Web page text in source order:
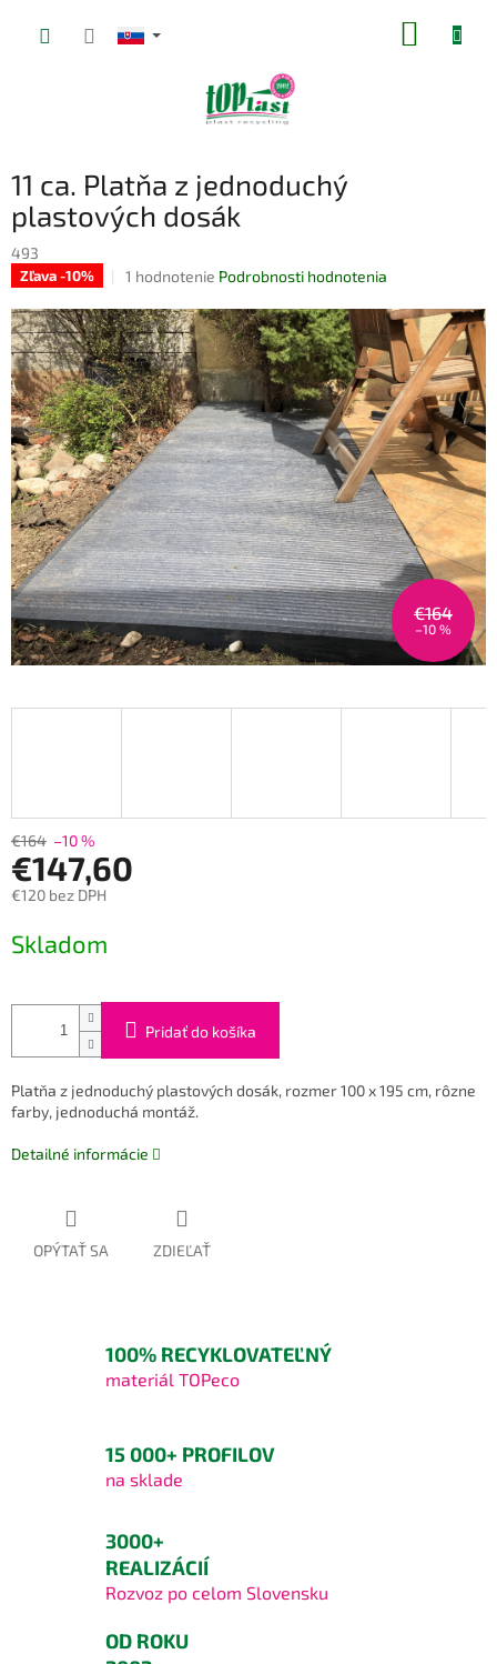
11 ca. Platňa z jednoduchý
plastových dosák
493
Zľava -10%
Priemerné
produktu
je
4,0
z
5
hviezdičiek.
1 hodnotenie Podrobnosti hodnotenia
€164
–10 %
€164 –10 %
€147,60
€120 bez DPH
cena:
Skladom
Pridať do košíka
Platňa z jednoduchý plastových dosák, rozmer 100 x 195 cm, rôzne
farby, jednoduchá montáž.
Detailné informácie
OPÝTAŤ SA ZDIEĽAŤ
100% RECYKLOVATEĽNÝ
materiál TOPeco
15 000+ PROFILOV
na sklade
3000+
REALIZÁCIÍ
Rozvoz po celom Slovensku
OD ROKU